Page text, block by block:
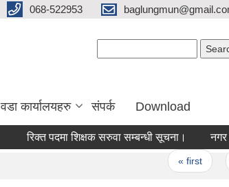
068-522953
वडा कार्यालयहरु संपर्क Download
रिक्त पदमा शिक्षक सरुवा सम्बन्धी सूचना। नगर
« first ‹